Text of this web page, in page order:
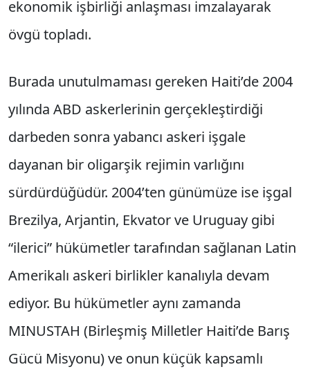
ekonomik işbirliği anlaşması imzalayarak
övgü topladı.
Burada unutulmaması gereken Haiti’de 2004
yılında ABD askerlerinin gerçekleştirdiği
darbeden sonra yabancı askeri işgale
dayanan bir oligarşik rejimin varlığını
sürdürdüğüdür. 2004’ten günümüze ise işgal
Brezilya, Arjantin, Ekvator ve Uruguay gibi
“ilerici” hükümetler tarafından sağlanan Latin
Amerikalı askeri birlikler kanalıyla devam
ediyor. Bu hükümetler aynı zamanda
MINUSTAH (Birleşmiş Milletler Haiti’de Barış
Gücü Misyonu) ve onun küçük kapsamlı